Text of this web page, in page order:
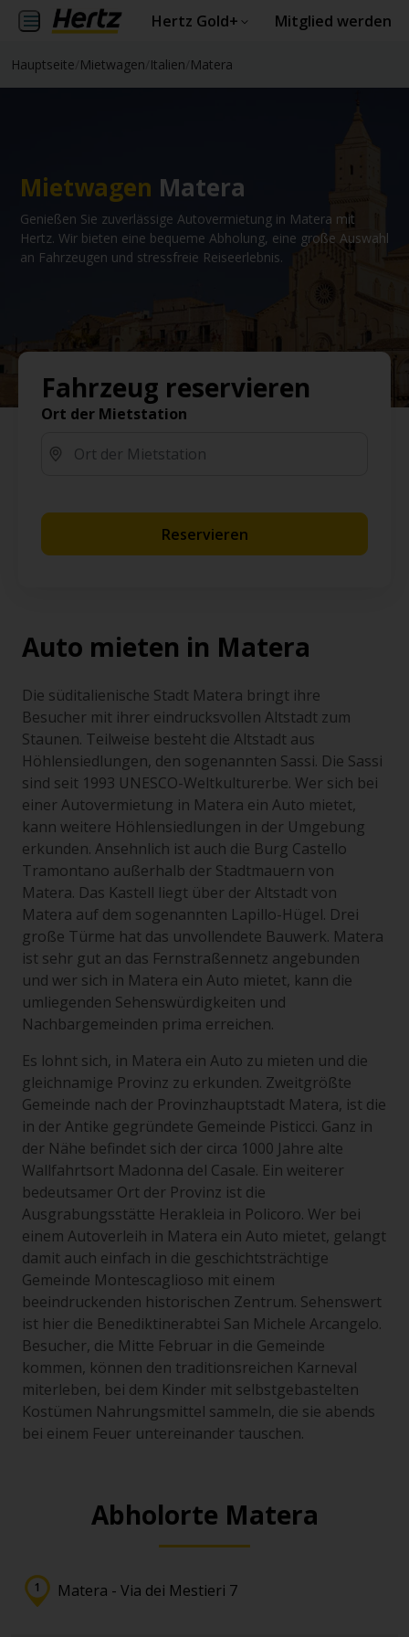
Hertz Gold+ Mitglied werden
Hauptseite Mietwagen Italien Matera
Mietwagen Matera
Genießen Sie zuverlässige Autovermietung in Matera mit
Hertz. Wir bieten eine bequeme Abholung, eine große Auswahl
an Fahrzeugen und stressfreie Reiseerlebnis.
Fahrzeug reservieren
Ort der Mietstation
Reservieren
Auto mieten in Matera
Die süditalienische Stadt Matera bringt ihre
Besucher mit ihrer eindrucksvollen Altstadt zum
Staunen. Teilweise besteht die Altstadt aus
Höhlensiedlungen, den sogenannten Sassi. Die Sassi
sind seit 1993 UNESCO-Weltkulturerbe. Wer sich bei
einer Autovermietung in Matera ein Auto mietet,
kann weitere Höhlensiedlungen in der Umgebung
erkunden. Ansehnlich ist auch die Burg Castello
Tramontano außerhalb der Stadtmauern von
Matera. Das Kastell liegt über der Altstadt von
Matera auf dem sogenannten Lapillo-Hügel. Drei
große Türme hat das unvollendete Bauwerk. Matera
ist sehr gut an das Fernstraßennetz angebunden
und wer sich in Matera ein Auto mietet, kann die
umliegenden Sehenswürdigkeiten und
Nachbargemeinden prima erreichen.
Es lohnt sich, in Matera ein Auto zu mieten und die
gleichnamige Provinz zu erkunden. Zweitgrößte
Gemeinde nach der Provinzhauptstadt Matera, ist die
in der Antike gegründete Gemeinde Pisticci. Ganz in
der Nähe befindet sich der circa 1000 Jahre alte
Wallfahrtsort Madonna del Casale. Ein weiterer
bedeutsamer Ort der Provinz ist die
Ausgrabungsstätte Herakleia in Policoro. Wer bei
einem Autoverleih in Matera ein Auto mietet, gelangt
damit auch einfach in die geschichtsträchtige
Gemeinde Montescaglioso mit einem
beeindruckenden historischen Zentrum. Sehenswert
ist hier die Benediktinerabtei San Michele Arcangelo.
Besucher, die Mitte Februar in die Gemeinde
kommen, können den traditionsreichen Karneval
miterleben, bei dem Kinder mit selbstgebastelten
Kostümen Nahrungsmittel sammeln, die sie abends
bei einem Feuer untereinander tauschen.
Abholorte Matera
Matera - Via dei Mestieri 7